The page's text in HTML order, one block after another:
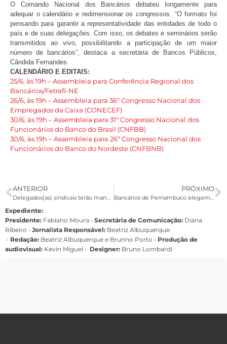
O Comando Nacional dos Bancários debateu longamente para
adequar o calendário e redimensionar os congressos. “O formato foi
pensando para garantir a representatividade das entidades de todo o
país e de suas delegações. Com isso, os debates e seminários serão
transmitidos ao vivo, possibilitando a participação de um maior
número de bancários”, destaca a secretária de Bancos Públicos,
Cândida Fernandes.
CALENDÁRIO E EDITAIS:
25/6, às 19h – Assembleia para Conferência Regional dos
Bancários/Fetrafi-NE
26/6, às 19h – Assembleia para 36º Congresso Nacional dos
Empregados da Caixa (CONECEF)
30/6, às 19h – Assembleia para 31º Congresso Nacional dos
Funcionários do Banco do Brasil (CNFBB)
30/6, às 19h – Assembleia para 26º Congresso Nacional dos
Funcionários do Banco do Nordeste (CNFBNB)
ANTERIOR
Delegados(as) sindicais terão mandatos prorrogados até 30 de novembro
PRÓXIMO
Bancários de Pernambuco elegem delegação para Conferência Regional da Fetrafi-NE
Expediente:
Presidente: Fabiano Moura • Secretária de Comunicação: Diana
Ribeiro • Jornalista Responsável: Beatriz Albuquerque
• Redação: Beatriz Albuquerque e Brunno Porto • Produção de
audiovisual: Kevin Miguel • Designer: Bruno Lombardi